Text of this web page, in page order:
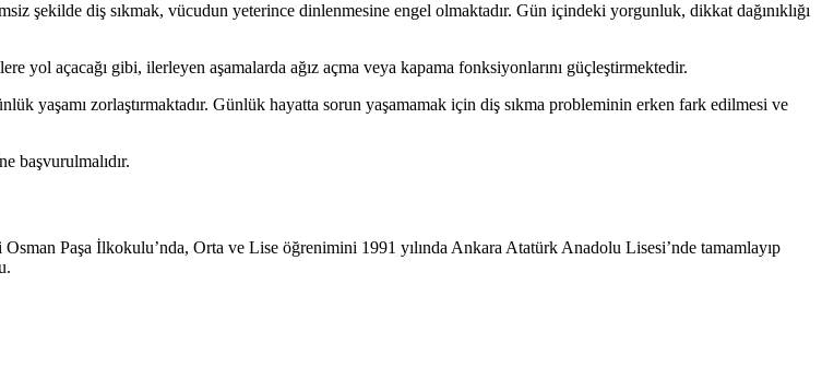
şekilde diş sıkmak, vücudun yeterince dinlenmesine engel olmaktadır. Gün içindeki yorgunluk, dikkat dağınıklığı
yol açacağı gibi, ilerleyen aşamalarda ağız açma veya kapama fonksiyonlarını güçleştirmektedir.
yaşamı zorlaştırmaktadır. Günlük hayatta sorun yaşamamak için diş sıkma probleminin erken fark edilmesi ve
başvurulmalıdır.
Paşa İlkokulu’nda, Orta ve Lise öğrenimini 1991 yılında Ankara Atatürk Anadolu Lisesi’nde tamamlayıp